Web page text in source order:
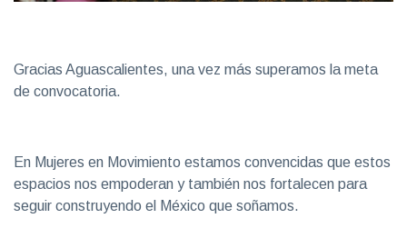
Gracias Aguascalientes, una vez más superamos la meta
de convocatoria.
En Mujeres en Movimiento estamos convencidas que estos
espacios nos empoderan y también nos fortalecen para
seguir construyendo el México que soñamos.